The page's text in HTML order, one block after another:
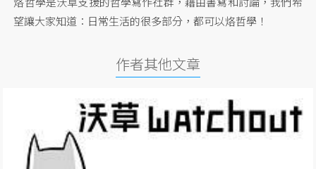
望讓大家知道：日常生活的很多部分，都可以烙哲學！
作者其他文章